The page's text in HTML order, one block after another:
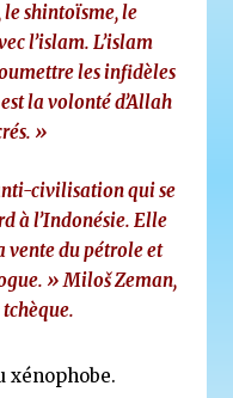
shintoïsme, le
l’islam. L’islam
les infidèles
la volonté d’Allah
»
civilisation qui se
à l’Indonésie. Elle
vente du pétrole et
»Miloš Zeman,
xénophobe.